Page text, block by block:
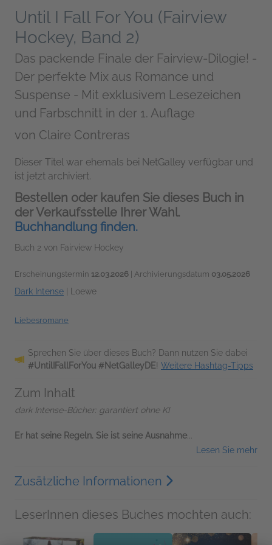
Until I Fall For You (Fairview
Hockey, Band 2)
Das packende Finale der Fairview-Dilogie! -
Der perfekte Mix aus Romance und
Suspense - Mit exklusivem Lesezeichen
und Farbschnitt in der 1. Auflage
von Claire Contreras
Dieser Titel war ehemals bei NetGalley verfügbar und
ist jetzt archiviert.
Bestellen oder kaufen Sie dieses Buch in
der Verkaufsstelle Ihrer Wahl.
Buchhandlung finden.
Buch 2 von Fairview Hockey
Erscheinungstermin 12.03.2026 | Archivierungsdatum 03.05.2026
Dark Intense Loewe
Liebesromane
Sprechen Sie über dieses Buch? Dann nutzen Sie dabei
#UntilIFallForYou #NetGalleyDE! Weitere Hashtag-Tipps
Zum Inhalt
dark Intense-Bücher: garantiert ohne KI
Er hat seine Regeln. Sie ist seine Ausnahme
Lesen Sie mehr
Zusätzliche Informationen
LeserInnen dieses Buches mochten auch: